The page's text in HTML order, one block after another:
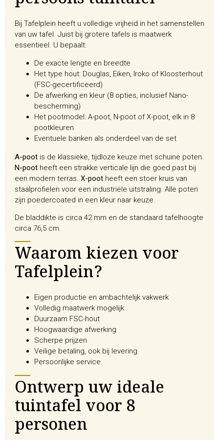
Bij Tafelplein heeft u volledige vrijheid in het samenstellen
van uw tafel. Juist bij grotere tafels is maatwerk
essentieel. U bepaalt:
De exacte lengte en breedte
Het type hout: Douglas, Eiken, Iroko of Kloosterhout
(FSC-gecertificeerd)
De afwerking en kleur (8 opties, inclusief Nano-
bescherming)
Het pootmodel: A-poot, N-poot of X-poot, elk in 8
pootkleuren
Eventuele banken als onderdeel van de set
A-poot is de klassieke, tijdloze keuze met schuine poten.
N-poot heeft een strakke verticale lijn die goed past bij
een modern terras. X-poot heeft een stoer kruis van
staalprofielen voor een industriële uitstraling. Alle poten
zijn poedercoated in een kleur naar keuze.
De bladdikte is circa 42 mm en de standaard tafelhoogte
circa 76,5 cm.
Waarom kiezen voor
Tafelplein?
Eigen productie en ambachtelijk vakwerk
Volledig maatwerk mogelijk
Duurzaam FSC-hout
Hoogwaardige afwerking
Scherpe prijzen
Veilige betaling, ook bij levering
Persoonlijke service
Ontwerp uw ideale
tuintafel voor 8
personen